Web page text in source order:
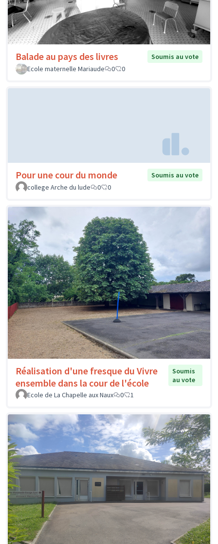
Balade au pays des livres
Soumis au vote
Ecole maternelle Mariaude
0 0
Pour une cour du monde
Soumis au vote
college Arche du lude
0 0
Réalisation d'une fresque du Vivre
ensemble dans la cour de l'école
Soumis
au vote
Ecole de La Chapelle aux Naux
0 1